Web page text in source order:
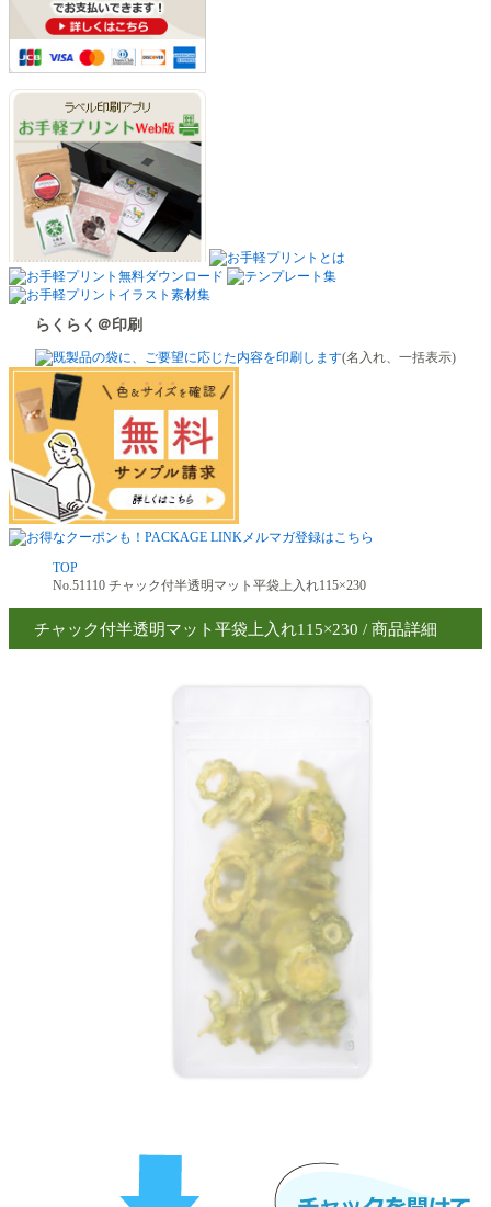
らくらく＠印刷
(名入れ、一括表示)
TOP
No.51110 チャック付半透明マット平袋上入れ115×230
チャック付半透明マット平袋上入れ115×230 / 商品詳細